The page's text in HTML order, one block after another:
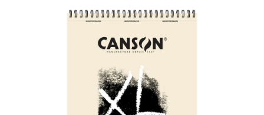
produktu
hvězdiček.